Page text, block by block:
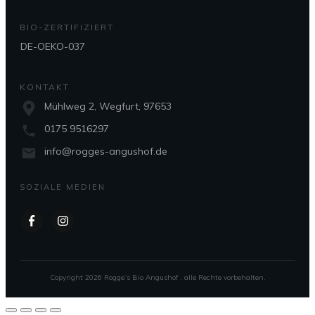
BIO-ZERTIFIZIERT
DE-OEKO-037
KONTAKT
Mühlweg 2, Wegfurt, 97653
0175 9516297
info@rogges-angushof.de
SOZIALE MEDIEN
Copyright 2026 Rogge´s Bio Angushof, alle Rechte vorbehalten.